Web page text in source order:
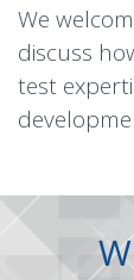
We
discuss
test